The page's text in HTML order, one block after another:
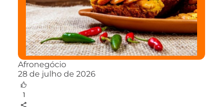
Afronegócio
28 de julho de 2026
1